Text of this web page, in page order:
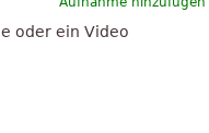
oder ein Video